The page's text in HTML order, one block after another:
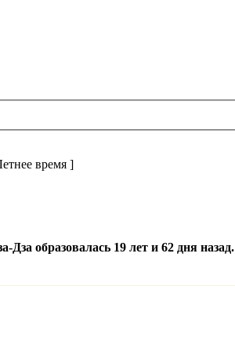
время ]
Дза образовалась 19 лет и 62 дня назад.